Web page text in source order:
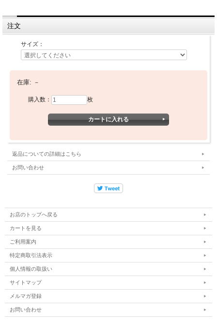
ターンミーオン スクラップブック Tシャツ / TURN
ME ON SCRAP BOOK TEE
バックに2019年ロサンゼルスの路上フォト、フロントに
ズ。LAのストリートを切り取ったフォトTシャツ。
SCRAP BOOK Tシャツ ロサンゼルスストリートフォトプリン
トの特徴（デザイン・コンセプト）
録するSCRAP BOOKシリーズ。2019年のロサンゼルス・スト
リートをテーマに、バックには路上に描かれたハートモチーフ
のグラフィティを正方形にクロップしたフォトプリントを大判
で配置。写真下部には「STREET / LOS ANGELS / 2019 /
TURN ME ON®」のテキストが添えられています。
フロントはミニマルな設計で、左胸に「STREET / LOS
ANGELS / 2019 / TURN ME ON® / SCRAP BOOK」のス
タンプテキストのみ。バックのフォトグラフィを主役にした構
成です。コットン100%の柔らかな肌触りで、一枚で着てもイ
ンナーとしても使いやすいシルエットです。
注文
サイズ：
在庫: －
購入数： 枚
返品についての詳細はこちら
お問い合わせ
お店のトップへ戻る
カートを見る
ご利用案内
特定商取引法表示
個人情報の取扱い
サイトマップ
メルマガ登録
お問い合わせ